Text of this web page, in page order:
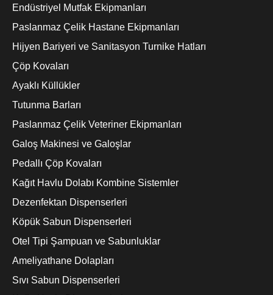
Endüstriyel Mutfak Ekipmanları
Paslanmaz Çelik Hastane Ekipmanları
Hijyen Bariyeri ve Sanitasyon Turnike Hatları
Çöp Kovaları
Ayaklı Küllükler
Tutunma Barları
Paslanmaz Çelik Veteriner Ekipmanları
Galoş Makinesi ve Galoşlar
Pedallı Çöp Kovaları
Kağıt Havlu Dolabı Kombine Sistemler
Dezenfektan Dispenserleri
Köpük Sabun Dispenserleri
Otel Tipi Şampuan ve Sabunluklar
Ameliyathane Dolapları
Sıvı Sabun Dispenserleri